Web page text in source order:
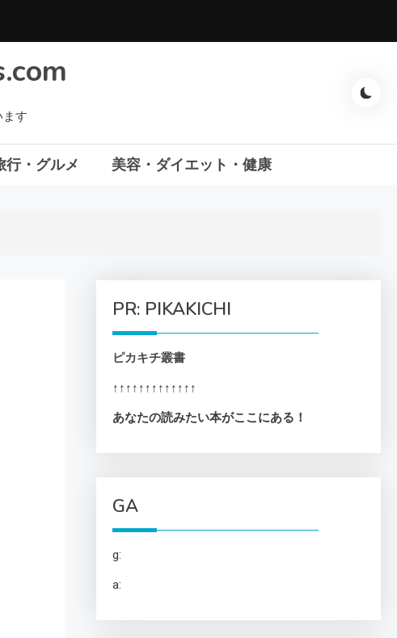
す
行・グルメ 美容・ダイエット・健康
PR: PIKAKICHI
ピカキチ叢書
↑↑↑↑↑↑↑↑↑↑↑↑↑
あなたの読みたい本がここにある！
GA
g:
a: